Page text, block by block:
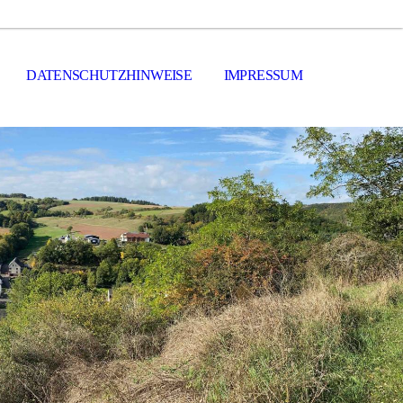
DATENSCHUTZHINWEISE IMPRESSUM